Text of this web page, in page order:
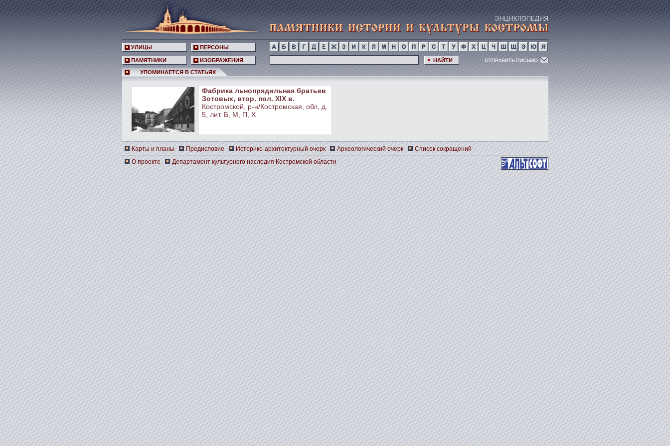
УЛИЦЫ ПЕРСОНЫ
ПАМЯТНИКИ ИЗОБРАЖЕНИЯ
НАЙТИ
УПОМИНАЕТСЯ В СТАТЬЯХ
Фабрика льнопрядильная братьев
Зотовых, втор. пол. ХIХ в.
Костромской, р-н/Костромская, обл, д.
5, лит. Б, М, П, Х
Карты и планы Предисловие Историко-архитектурный очерк Археологический очерк
Список сокращений
О проекте
Департамент культурного наследия Костромской области